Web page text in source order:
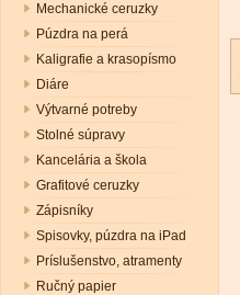
Mechanické ceruzky
Púzdra na perá
Kaligrafie a krasopísmo
Diáre
Výtvarné potreby
Stolné súpravy
Kancelária a škola
Grafitové ceruzky
Zápisníky
Spisovky, púzdra na iPad
Príslušenstvo, atramenty
Ručný papier